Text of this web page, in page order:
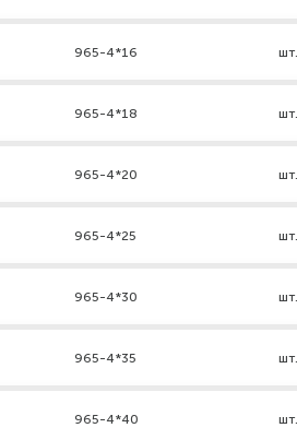
965-4*16 шт.
965-4*18 шт.
965-4*20 шт.
965-4*25 шт.
965-4*30 шт.
965-4*35 шт.
965-4*40 шт.